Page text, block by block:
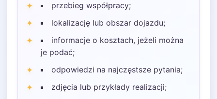
przebieg współpracy;
lokalizację lub obszar dojazdu;
informacje o kosztach, jeżeli można
je podać;
odpowiedzi na najczęstsze pytania;
zdjęcia lub przykłady realizacji;